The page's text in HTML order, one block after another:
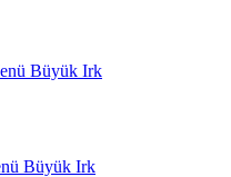
Büyük Irk
Büyük Irk